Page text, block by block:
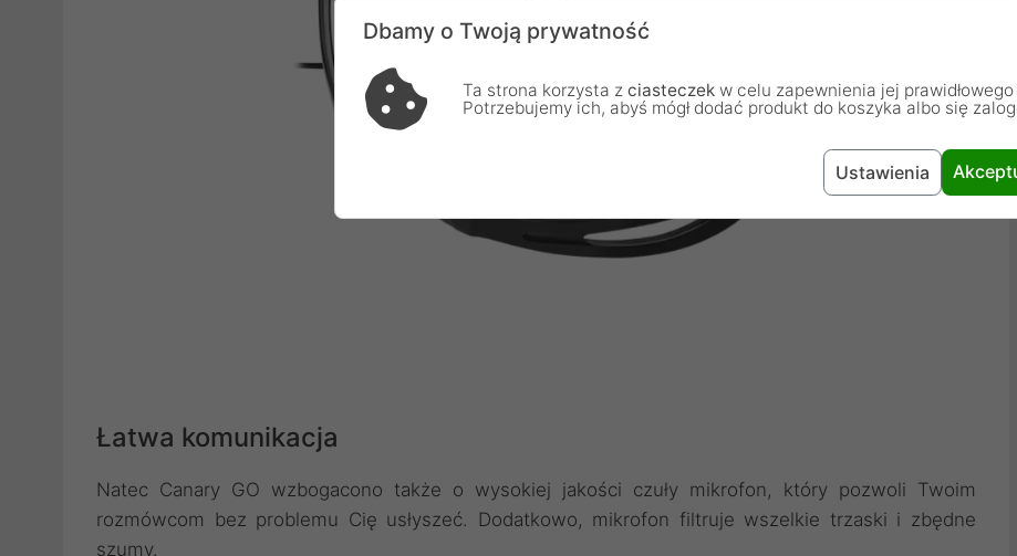
Łatwa komunikacja
Natec Canary GO wzbogacono także o wysokiej jakości czuły mikrofon, który pozwoli Twoim
rozmówcom bez problemu Cię usłyszeć. Dodatkowo, mikrofon filtruje wszelkie trzaski i zbędne
szumy.
Dbamy o Twoją prywatność
Ta strona korzysta z ciasteczek w celu zapewnienia jej prawidłowego
Potrzebujemy ich, abyś mógł dodać produkt do koszyka albo się
Ustawienia